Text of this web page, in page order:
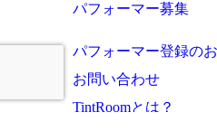
パフォーマー募集
パフォーマー登録の
お問い合わせ
TintRoomとは？